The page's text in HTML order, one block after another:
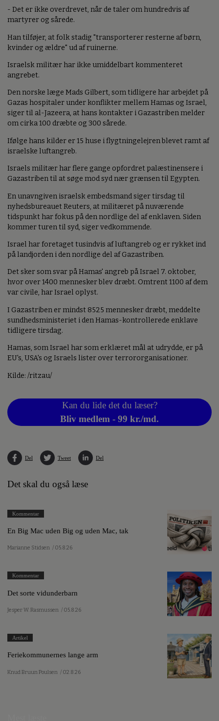
- Det er ikke overdrevet, når de taler om hundredvis af
martyrer og sårede.
Han tilføjer, at folk stadig "transporterer resterne af børn,
kvinder og ældre" ud af ruinerne.
Israelsk militær har ikke umiddelbart kommenteret
angrebet.
Den norske læge Mads Gilbert, som tidligere har arbejdet på
Gazas hospitaler under konflikter mellem Hamas og Israel,
siger til al-Jazeera, at hans kontakter i Gazastriben melder
om cirka 100 dræbte og 300 sårede.
Ifølge hans kilder er 15 huse i flygtningelejren blevet ramt af
israelske luftangreb.
Israels militær har flere gange opfordret palæstinensere i
Gazastriben til at søge mod syd nær grænsen til Egypten.
En unavngiven israelsk embedsmand siger tirsdag til
nyhedsbureauet Reuters, at militæret på nuværende
tidspunkt har fokus på den nordlige del af enklaven. Siden
kommer turen til syd, siger vedkommende.
Israel har foretaget tusindvis af luftangreb og er rykket ind
på landjorden i den nordlige del af Gazastriben.
Det sker som svar på Hamas' angreb på Israel 7. oktober,
hvor over 1400 mennesker blev dræbt. Omtrent 1100 af dem
var civile, har Israel oplyst.
I Gazastriben er mindst 8525 mennesker dræbt, meddelte
sundhedsministeriet i den Hamas-kontrollerede enklave
tidligere tirsdag.
Hamas, som Israel har som erklæret mål at udrydde, er på
EU's, USA's og Israels lister over terrororganisationer.
Kilde: /ritzau/
Kan du lide det du læser?
Bliv medlem - 99 kr./md.
Del Tweet Del
Det skal du også læse
Kommentar
En Big Mac uden Big og uden Mac, tak
Marianne Stidsen / 05.8.26
Kommentar
Det sorte vidunderbarn
Jesper W. Rasmussen / 05.8.26
Artikel
Feriekommunernes lange arm
Knud Bruun Poulsen / 02.8.26